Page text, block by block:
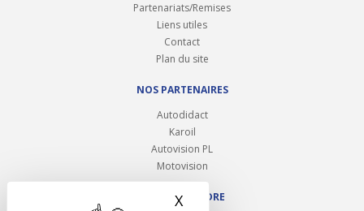
X Masquer le bandeau des
Partenariats/Remises
Liens utiles
Contact
Plan du site
NOS PARTENAIRES
Autodidact
Karoil
Autovision PL
Motovision
NOUS REJOINDRE